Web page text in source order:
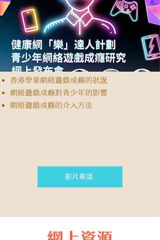
香港學童網絡遊戲成癮的狀況
網絡遊戲成癮對青少年的影響
網絡遊戲成癮的介入方法
影片重溫